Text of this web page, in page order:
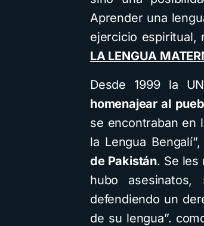
Aprender una
ejercicio espiritual,
LA LENGUA
Desde 1999 la
homenajear al
se encontraban en
la Lengua Bengalí”,
de Pakistán. Se les
hubo
defendiendo un
de su lengua”.